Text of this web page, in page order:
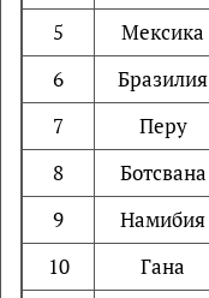
5
Мексика
6
Бразилия
7
Перу
8
Ботсвана
9
Намибия
10
Гана